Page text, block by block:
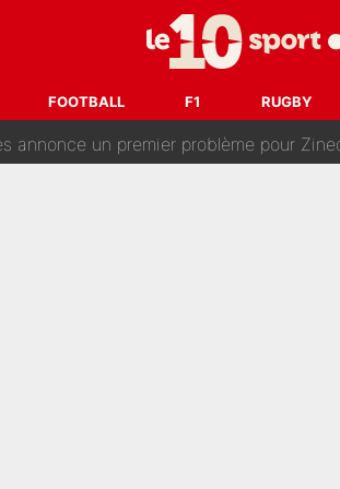
FOOTBALL F1 RUGBY
en pleine Coupe du monde : «La FFF
de Kylian Mbappé au Real Madrid
annonce un premier problème pour